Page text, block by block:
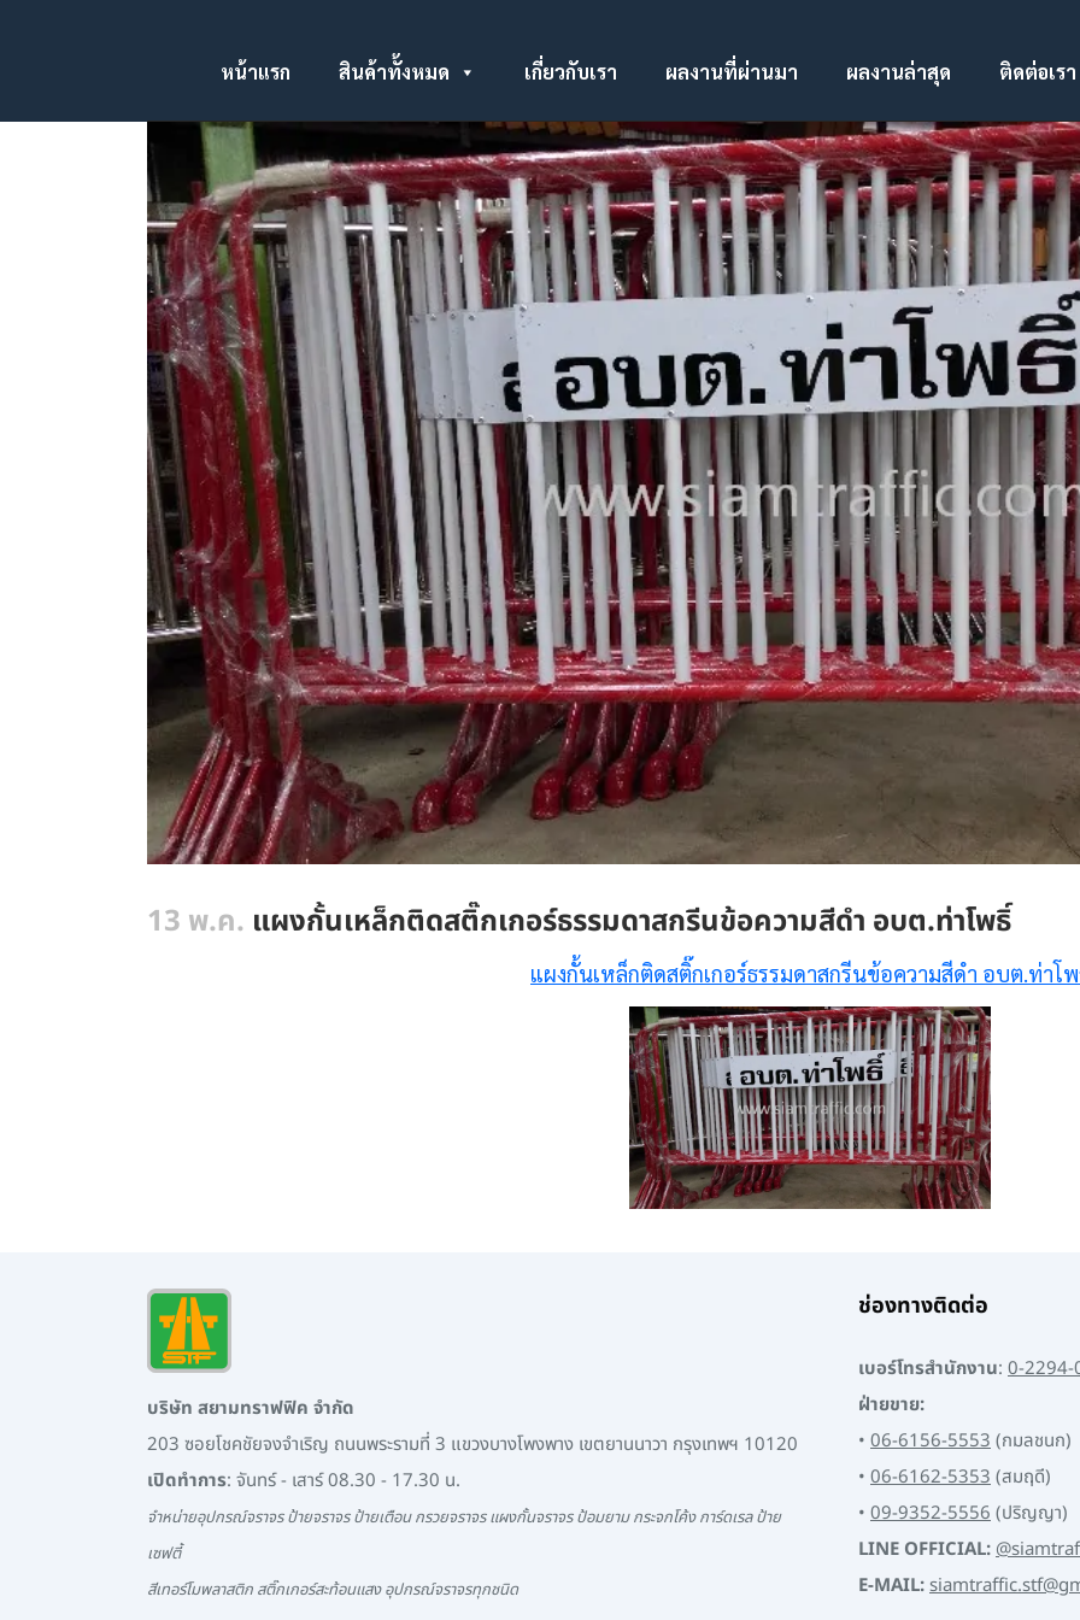
หน้าแรก สินค้าทั้งหมด เกี่ยวกับเรา ผลงานที่ผ่านมา ผลงานล่าสุด ติดต่อเรา
13 พ.ค. แผงกั้นเหล็กติดสติ๊กเกอร์ธรรมดาสกรีนข้อความสีดำ อบต.ท่าโพธิ์
แผงกั้นเหล็กติดสติ๊กเกอร์ธรรมดาสกรีนข้อความสีดำ อบต.ท่าโ
บริษัท สยามทราฟฟิค จำกัด
203 ซอยโชคชัยจงจำเริญ ถนนพระรามที่ 3 แขวงบางโพงพาง เขตยานนาวา กรุงเทพฯ 10120
เปิดทำการ: จันทร์ - เสาร์ 08.30 - 17.30 น.
จำหน่ายอุปกรณ์จราจร ป้ายจราจร ป้ายเตือน กรวยจราจร แผงกั้นจราจร ป้อมยาม กระจกโค้ง การ์ดเรล ป้าย
เซฟตี้
สีเทอร์โมพลาสติก สติ๊กเกอร์สะท้อนแสง อุปกรณ์จราจรทุกชนิด
ช่องทางติดต่อ
เบอร์โทรสำนักงาน: 0-
ฝ่ายขาย:
• 06-6156-5553(กมลชนก)
• 06-6162-5353(สมฤดี)
• 09-9352-5556(ปริญญา)
LINE OFFICIAL:
E-MAIL: